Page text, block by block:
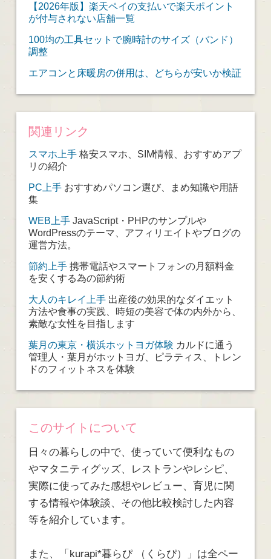
【2026年版】楽天ペイの支払いで楽天ポイント
が付与されない店舗一覧
100均の工具セットで腕時計のサイズ（バンド）
調整
エアコンと床暖房の併用は、どちらが安いか検証
関連リンク
スマホ上手格安スマホ、SIM情報、おすすめアプ
リの紹介
PC上手おすすめパソコン選び、まめ知識や用語
集
WEB上手JavaScript・PHPのサンプルや
WordPressのテーマ、アフィリエイトやブログの
運営方法。
節約上手携帯電話やスマートフォンの月額料金
を安くする為の節約術
大人のキレイ上手出産後の効果的なダイエット
方法や食事の実践、時短の美容で体の内外から、
素敵な女性を目指します
葉月の東京・横浜ホットヨガ体験 カルドに通う
管理人・葉月がホットヨガ、ピラティス、トレン
ドのフィットネスを体験
このサイトについて
日々の暮らしの中で、使っていて便利なもの
やマタニティグッズ、レストランやレシピ、
実際に使ってみた感想やレビュー、育児に関
する情報や体験談、その他比較検討した内容
等を紹介しています。
また、「kurapi*暮らぴ （くらぴ）」は全ペー